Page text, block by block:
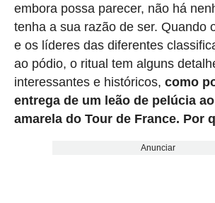
embora possa parecer, não há
tenha a sua razão de ser. Quando
e os líderes das diferentes
ao pódio, o ritual tem alguns
interessantes e históricos, como
entrega de um leão de pelúcia
amarela do Tour de France. Por
Anunciar